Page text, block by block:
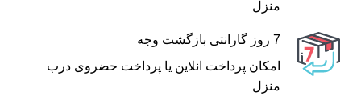
منزل
7 روز گارانتی بازگشت وجه
امکان پرداخت انلاین یا پرداخت حضروی درب
منزل